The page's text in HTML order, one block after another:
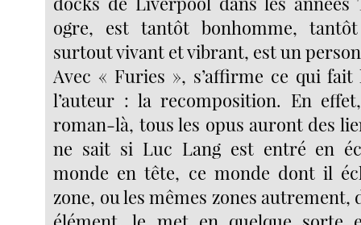
ogre, est tantôt bonhomme,
surtout vivant et vibrant, est un
Avec « Furies », s’affirme ce qui
l’auteur : la recomposition. En
roman-là, tous les opus auront des
ne sait si Luc Lang est entré en
monde en tête, ce monde dont il
zone, ou les mêmes zones autrement,